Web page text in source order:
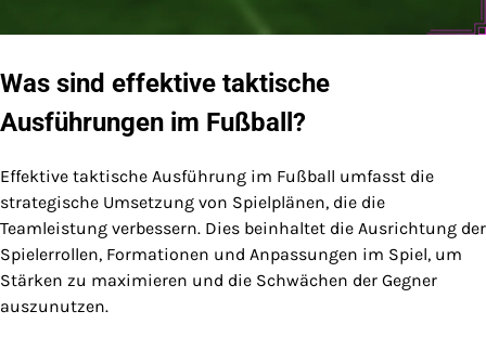
Was sind effektive taktische
Ausführungen im Fußball?
Effektive taktische Ausführung im Fußball umfasst die
strategische Umsetzung von Spielplänen, die die
Teamleistung verbessern. Dies beinhaltet die Ausrichtung der
Spielerrollen, Formationen und Anpassungen im Spiel, um
Stärken zu maximieren und die Schwächen der Gegner
auszunutzen.